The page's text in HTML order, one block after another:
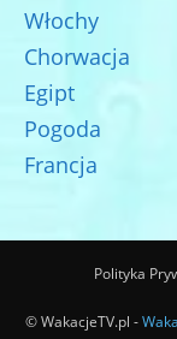
Włochy
Chorwacja
Egipt
Pogoda
Francja
Polityka
© WakacjeTV.pl -